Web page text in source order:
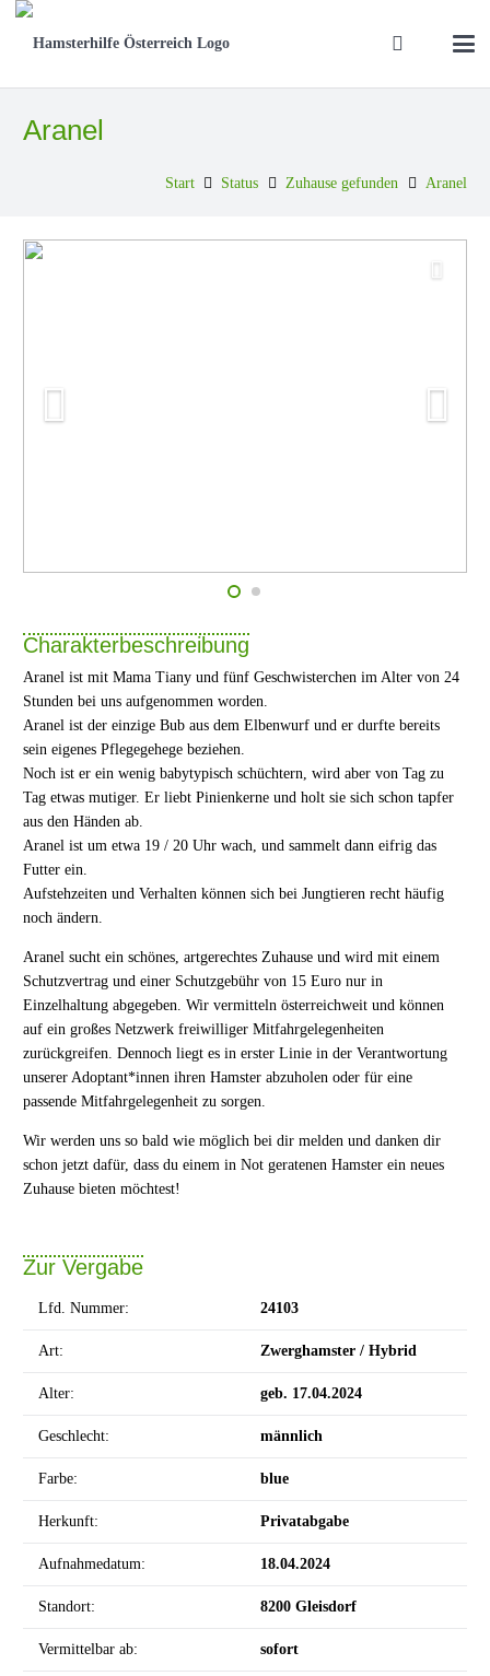
Aranel
Start Status Zuhause gefunden Aranel
Charakterbeschreibung
Aranel ist mit Mama Tiany und fünf Geschwisterchen im Alter von 24
Stunden bei uns aufgenommen worden.
Aranel ist der einzige Bub aus dem Elbenwurf und er durfte bereits
sein eigenes Pflegegehege beziehen.
Noch ist er ein wenig babytypisch schüchtern, wird aber von Tag zu
Tag etwas mutiger. Er liebt Pinienkerne und holt sie sich schon tapfer
aus den Händen ab.
Aranel ist um etwa 19 / 20 Uhr wach, und sammelt dann eifrig das
Futter ein.
Aufstehzeiten und Verhalten können sich bei Jungtieren recht häufig
noch ändern.
Aranel sucht ein schönes, artgerechtes Zuhause und wird mit einem
Schutzvertrag und einer Schutzgebühr von 15 Euro nur in
Einzelhaltung abgegeben. Wir vermitteln österreichweit und können
auf ein großes Netzwerk freiwilliger Mitfahrgelegenheiten
zurückgreifen. Dennoch liegt es in erster Linie in der Verantwortung
unserer Adoptant*innen ihren Hamster abzuholen oder für eine
passende Mitfahrgelegenheit zu sorgen.
Wir werden uns so bald wie möglich bei dir melden und danken dir
schon jetzt dafür, dass du einem in Not geratenen Hamster ein neues
Zuhause bieten möchtest!
Zur Vergabe
Lfd. Nummer: 24103
Art: Zwerghamster / Hybrid
Alter: geb. 17.04.2024
Geschlecht: männlich
Farbe: blue
Herkunft: Privatabgabe
Aufnahmedatum: 18.04.2024
Standort: 8200 Gleisdorf
Vermittelbar ab: sofort